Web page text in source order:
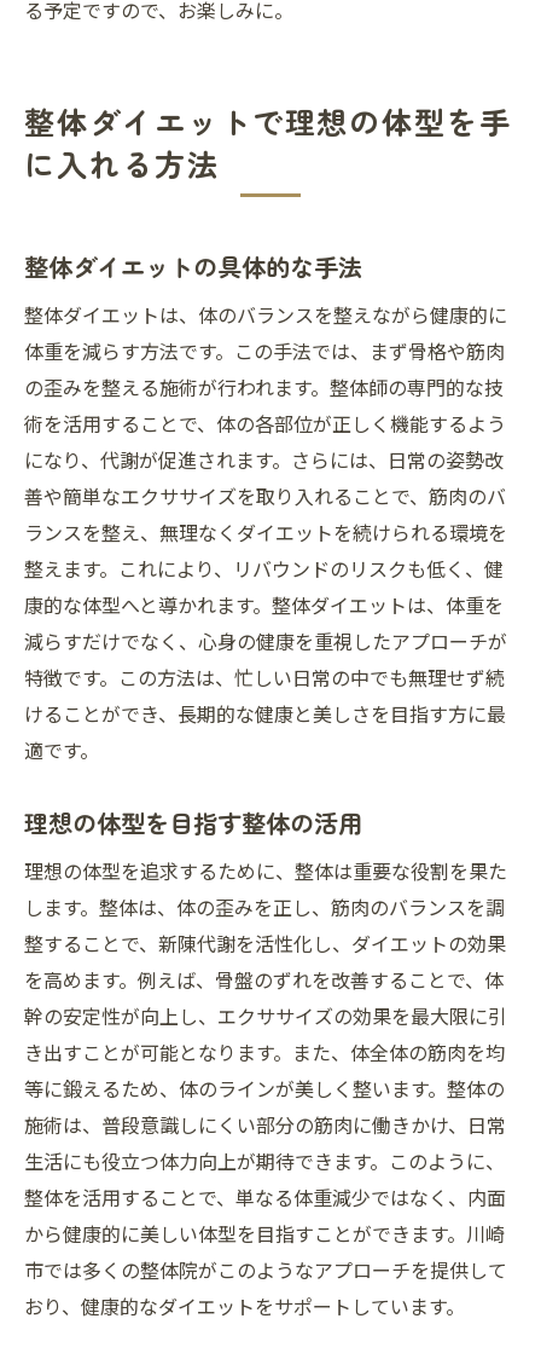
る予定ですので、お楽しみに。
整体ダイエットで理想の体型を手
に入れる方法
整体ダイエットの具体的な手法
整体ダイエットは、体のバランスを整えながら健康的に
体重を減らす方法です。この手法では、まず骨格や筋肉
の歪みを整える施術が行われます。整体師の専門的な技
術を活用することで、体の各部位が正しく機能するよう
になり、代謝が促進されます。さらには、日常の姿勢改
善や簡単なエクササイズを取り入れることで、筋肉のバ
ランスを整え、無理なくダイエットを続けられる環境を
整えます。これにより、リバウンドのリスクも低く、健
康的な体型へと導かれます。整体ダイエットは、体重を
減らすだけでなく、心身の健康を重視したアプローチが
特徴です。この方法は、忙しい日常の中でも無理せず続
けることができ、長期的な健康と美しさを目指す方に最
適です。
理想の体型を目指す整体の活用
理想の体型を追求するために、整体は重要な役割を果た
します。整体は、体の歪みを正し、筋肉のバランスを調
整することで、新陳代謝を活性化し、ダイエットの効果
を高めます。例えば、骨盤のずれを改善することで、体
幹の安定性が向上し、エクササイズの効果を最大限に引
き出すことが可能となります。また、体全体の筋肉を均
等に鍛えるため、体のラインが美しく整います。整体の
施術は、普段意識しにくい部分の筋肉に働きかけ、日常
生活にも役立つ体力向上が期待できます。このように、
整体を活用することで、単なる体重減少ではなく、内面
から健康的に美しい体型を目指すことができます。川崎
市では多くの整体院がこのようなアプローチを提供して
おり、健康的なダイエットをサポートしています。